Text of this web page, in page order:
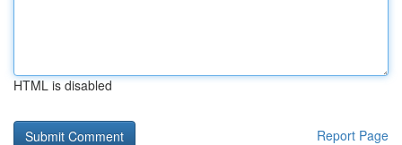
HTML is disabled
Report Page